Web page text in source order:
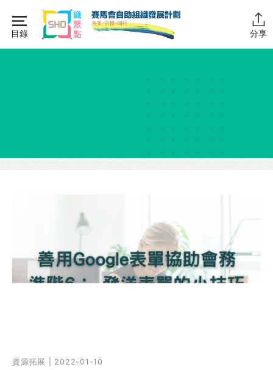
content
目錄 分享
主頁
組織管理
自助組織訓練學院
同行故事館
同行社區伙伴
資源拓展 | 2022-01-10